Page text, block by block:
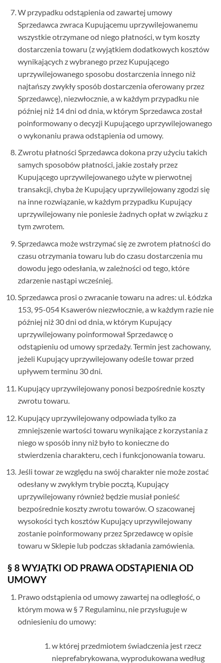
W przypadku odstąpienia od zawartej umowy
Sprzedawca zwraca Kupującemu uprzywilejowanemu
wszystkie otrzymane od niego płatności, w tym koszty
dostarczenia towaru (z wyjątkiem dodatkowych kosztów
wynikających z wybranego przez Kupującego
uprzywilejowanego sposobu dostarczenia innego niż
najtańszy zwykły sposób dostarczenia oferowany przez
Sprzedawcę), niezwłocznie, a w każdym przypadku nie
później niż 14 dni od dnia, w którym Sprzedawca został
poinformowany o decyzji Kupującego uprzywilejowanego
o wykonaniu prawa odstąpienia od umowy.
Zwrotu płatności Sprzedawca dokona przy użyciu takich
samych sposobów płatności, jakie zostały przez
Kupującego uprzywilejowanego użyte w pierwotnej
transakcji, chyba że Kupujący uprzywilejowany zgodzi się
na inne rozwiązanie, w każdym przypadku Kupujący
uprzywilejowany nie poniesie żadnych opłat w związku z
tym zwrotem.
Sprzedawca może wstrzymać się ze zwrotem płatności do
czasu otrzymania towaru lub do czasu dostarczenia mu
dowodu jego odesłania, w zależności od tego, które
zdarzenie nastąpi wcześniej.
Sprzedawca prosi o zwracanie towaru na adres: ul. Łódzka
153, 95-054 Ksawerów niezwłocznie, a w każdym razie nie
później niż 30 dni od dnia, w którym Kupujący
uprzywilejowany poinformował Sprzedawcę o
odstąpieniu od umowy sprzedaży. Termin jest zachowany,
jeżeli Kupujący uprzywilejowany odeśle towar przed
upływem terminu 30 dni.
Kupujący uprzywilejowany ponosi bezpośrednie koszty
zwrotu towaru.
Kupujący uprzywilejowany odpowiada tylko za
zmniejszenie wartości towaru wynikające z korzystania z
niego w sposób inny niż było to konieczne do
stwierdzenia charakteru, cech i funkcjonowania towaru.
Jeśli towar ze względu na swój charakter nie może zostać
odesłany w zwykłym trybie pocztą, Kupujący
uprzywilejowany również będzie musiał ponieść
bezpośrednie koszty zwrotu towarów. O szacowanej
wysokości tych kosztów Kupujący uprzywilejowany
zostanie poinformowany przez Sprzedawcę w opisie
towaru w Sklepie lub podczas składania zamówienia.
§ 8 WYJĄTKI OD PRAWA ODSTĄPIENIA OD
UMOWY
Prawo odstąpienia od umowy zawartej na odległość, o
którym mowa w § 7 Regulaminu, nie przysługuje w
odniesieniu do umowy:
w której przedmiotem świadczenia jest rzecz
nieprefabrykowana, wyprodukowana według